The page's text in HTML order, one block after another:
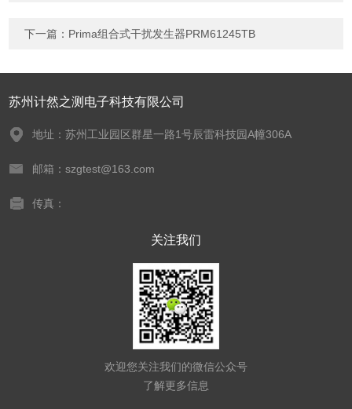
下一篇： Prima组合式干扰发生器PRM61245TB
苏州计然之测电子科技有限公司
地址：苏州工业园区群星一路1号辰雷科技园A幢306A
邮箱：szgtest@163.com
传真：
关注我们
欢迎您关注我们的微信公众号
了解更多信息